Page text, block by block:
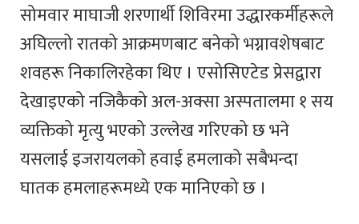
सोमवार माघाजी शरणार्थी शिविरमा उद्धारकर्मीहरूले
अघिल्लो रातको आक्रमणबाट बनेको भग्नावशेषबाट
शवहरू निकालिरहेका थिए । एसोसिएटेड प्रेसद्वारा
देखाइएको नजिकैको अल-अक्सा अस्पतालमा १ सय
व्यक्तिको मृत्यु भएको उल्लेख गरिएको छ भने
यसलाई इजरायलको हवाई हमलाको सबैभन्दा
घातक हमलाहरूमध्ये एक मानिएको छ ।